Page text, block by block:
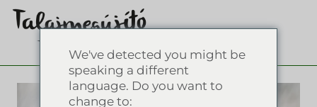
We've detected you might be
speaking a different
language. Do you want to
change to: